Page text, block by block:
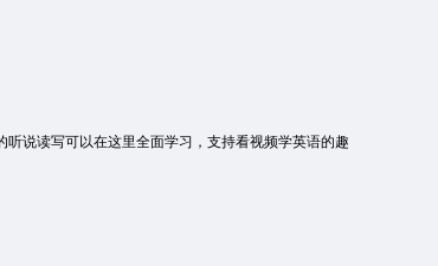
说读写可以在这里全面学习，支持看视频学英语的趣